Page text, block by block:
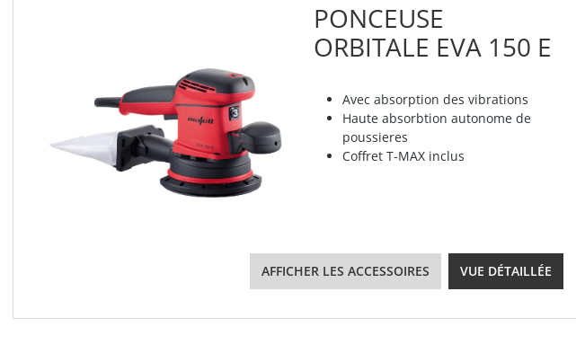
PONCEUSE
ORBITALE EVA 150 E
Avec absorption des vibrations
Haute absorbtion autonome de
poussieres
Coffret T-MAX inclus
AFFICHER LES ACCESSOIRES VUE DÉTAILLÉE